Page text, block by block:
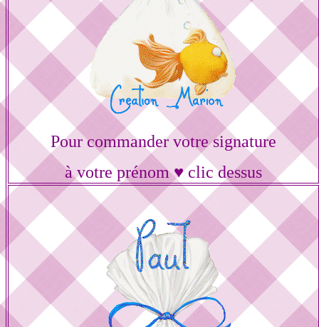
Pour commander votre signature
à votre prénom ♥ clic dessus